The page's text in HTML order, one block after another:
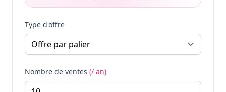
Type d'offre
Nombre de ventes (/ an)